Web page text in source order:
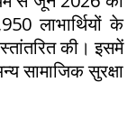
लाभार्थियों के
की। इसमें
सामाजिक सुरक्षा